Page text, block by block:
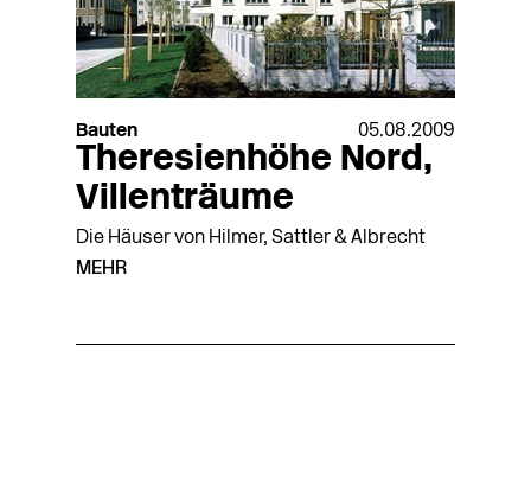
Bauten 05.08.2009
Theresienhöhe Nord,
Villenträume
Die Häuser von Hilmer, Sattler & Albrecht
MEHR